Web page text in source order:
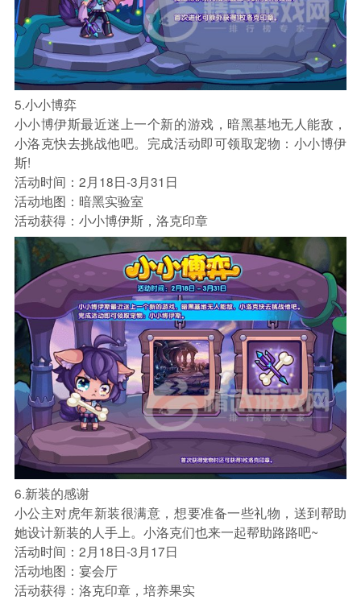
5.小小博弈
小小博伊斯最近迷上一个新的游戏，暗黑基地无人能敌，
小洛克快去挑战他吧。完成活动即可领取宠物：小小博伊
斯!
活动时间：2月18日-3月31日
活动地图：暗黑实验室
活动获得：小小博伊斯，洛克印章
6.新装的感谢
小公主对虎年新装很满意，想要准备一些礼物，送到帮助
她设计新装的人手上。小洛克们也来一起帮助路路吧~
活动时间：2月18日-3月17日
活动地图：宴会厅
活动获得：洛克印章，培养果实